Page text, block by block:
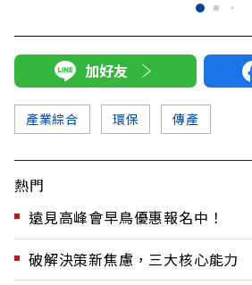
加好友
產業綜合 環保 傳產
熱門
遠見高峰會早鳥優惠報名中！
破解決策新焦慮，三大核心能力